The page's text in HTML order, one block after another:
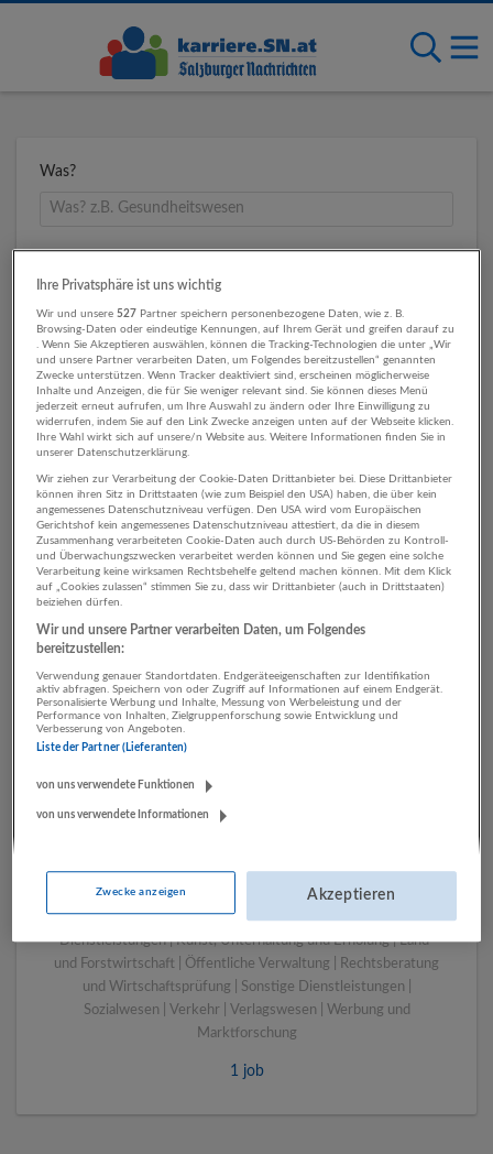
Was?
Umkreis
1 Grafik, Design Land- und
Forstwirtschaft Unternehmen
LUGSTEIN CONSULTING
Bau | Beherbergung und Gastronomie | Einzelhandel |
Energieversorgung | Finanz- und Versicherungsleistungen |
Gesundheitswesen | Herstellung von Waren | IT-
Dienstleistungen | Kunst, Unterhaltung und Erholung | Land-
und Forstwirtschaft | Öffentliche Verwaltung | Rechtsberatung
und Wirtschaftsprüfung | Sonstige Dienstleistungen |
Sozialwesen | Verkehr | Verlagswesen | Werbung und
Marktforschung
1 job
Ihre Privatsphäre ist uns wichtig
Wir und unsere527 Partner speichern personenbezogene Daten, wie z. B.
Browsing-Daten oder eindeutige Kennungen, auf Ihrem Gerät und greifen darauf zu
. Wenn Sie Akzeptieren auswählen, können die Tracking-Technologien die unter „Wir
und unsere Partner verarbeiten Daten, um Folgendes bereitzustellen“ genannten
Zwecke unterstützen. Wenn Tracker deaktiviert sind, erscheinen möglicherweise
Inhalte und Anzeigen, die für Sie weniger relevant sind. Sie können dieses Menü
jederzeit erneut aufrufen, um Ihre Auswahl zu ändern oder Ihre Einwilligung zu
widerrufen, indem Sie auf den Link Zwecke anzeigen unten auf der Webseite klicken.
Ihre Wahl wirkt sich auf unsere/n Website aus. Weitere Informationen finden Sie in
unserer Datenschutzerklärung.
Wir ziehen zur Verarbeitung der Cookie-Daten Drittanbieter bei. Diese Drittanbieter
können ihren Sitz in Drittstaaten (wie zum Beispiel den USA) haben, die über kein
angemessenes Datenschutzniveau verfügen. Den USA wird vom Europäischen
Gerichtshof kein angemessenes Datenschutzniveau attestiert, da die in diesem
Zusammenhang verarbeiteten Cookie-Daten auch durch US-Behörden zu Kontroll-
und Überwachungszwecken verarbeitet werden können und Sie gegen eine solche
Verarbeitung keine wirksamen Rechtsbehelfe geltend machen können. Mit dem Klick
auf „Cookies zulassen“ stimmen Sie zu, dass wir Drittanbieter (auch in Drittstaaten)
beiziehen dürfen.
Wir und unsere Partner verarbeiten Daten, um Folgendes
bereitzustellen:
Verwendung genauer Standortdaten. Endgeräteeigenschaften zur Identifikation
aktiv abfragen. Speichern von oder Zugriff auf Informationen auf einem Endgerät.
Personalisierte Werbung und Inhalte, Messung von Werbeleistung und der
Performance von Inhalten, Zielgruppenforschung sowie Entwicklung und
Verbesserung von Angeboten.
Liste der Partner (Lieferanten)
von uns verwendete Funktionen
von uns verwendete Informationen
Zwecke anzeigen Akzeptieren